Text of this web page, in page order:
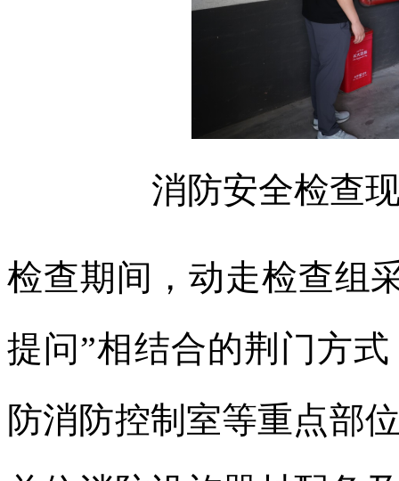
消防安全检查
检查期间，动走检查组
提问”相结合的荆门方
防消防控制室等重点部